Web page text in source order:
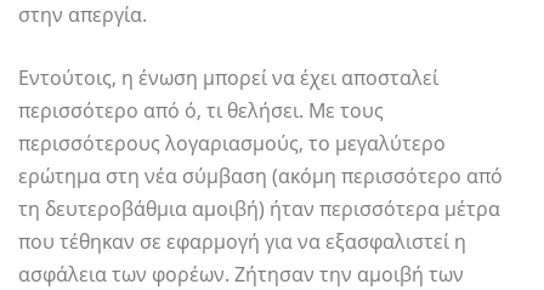
στην απεργία.
Εντούτοις, η ένωση μπορεί να έχει αποσταλεί
περισσότερο από ό, τι θελήσει. Με τους
περισσότερους λογαριασμούς, το μεγαλύτερο
ερώτημα στη νέα σύμβαση (ακόμη περισσότερο από
τη δευτεροβάθμια αμοιβή) ήταν περισσότερα μέτρα
που τέθηκαν σε εφαρμογή για να εξασφαλιστεί η
ασφάλεια των φορέων. Ζήτησαν την αμοιβή των